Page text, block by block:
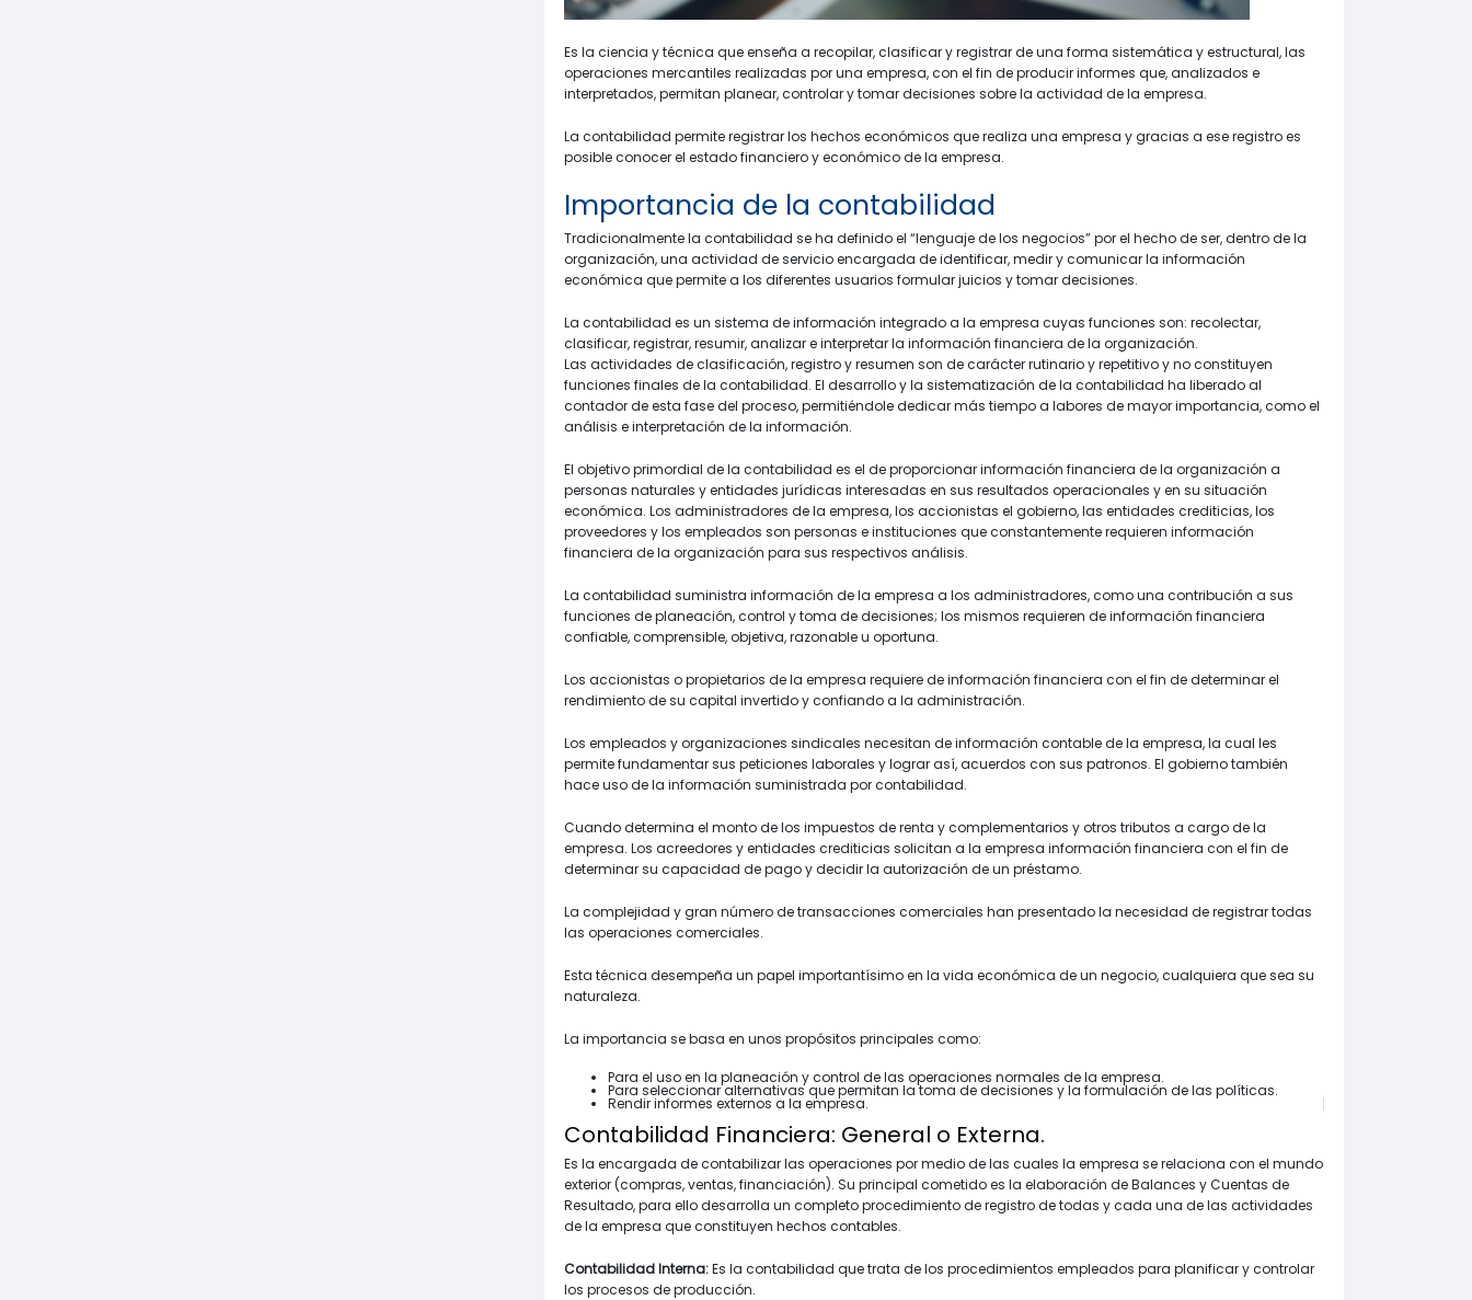
Es la ciencia y técnica que enseña a recopilar, clasificar y registrar de una forma sistemática y estructural, las
operaciones mercantiles realizadas por una empresa, con el fin de producir informes que, analizados e
interpretados, permitan planear, controlar y tomar decisiones sobre la actividad de la empresa.
La contabilidad permite registrar los hechos económicos que realiza una empresa y gracias a ese registro es
posible conocer el estado financiero y económico de la empresa.
Importancia de la contabilidad
Tradicionalmente la contabilidad se ha definido el “lenguaje de los negocios” por el hecho de ser, dentro de la
organización, una actividad de servicio encargada de identificar, medir y comunicar la información
económica que permite a los diferentes usuarios formular juicios y tomar decisiones.
La contabilidad es un sistema de información integrado a la empresa cuyas funciones son: recolectar,
clasificar, registrar, resumir, analizar e interpretar la información financiera de la organización.
Las actividades de clasificación, registro y resumen son de carácter rutinario y repetitivo y no constituyen
funciones finales de la contabilidad. El desarrollo y la sistematización de la contabilidad ha liberado al
contador de esta fase del proceso, permitiéndole dedicar más tiempo a labores de mayor importancia, como el
análisis e interpretación de la información.
El objetivo primordial de la contabilidad es el de proporcionar información financiera de la organización a
personas naturales y entidades jurídicas interesadas en sus resultados operacionales y en su situación
económica. Los administradores de la empresa, los accionistas el gobierno, las entidades crediticias, los
proveedores y los empleados son personas e instituciones que constantemente requieren información
financiera de la organización para sus respectivos análisis.
La contabilidad suministra información de la empresa a los administradores, como una contribución a sus
funciones de planeación, control y toma de decisiones; los mismos requieren de información financiera
confiable, comprensible, objetiva, razonable u oportuna.
Los accionistas o propietarios de la empresa requiere de información financiera con el fin de determinar el
rendimiento de su capital invertido y confiando a la administración.
Los empleados y organizaciones sindicales necesitan de información contable de la empresa, la cual les
permite fundamentar sus peticiones laborales y lograr así, acuerdos con sus patronos. El gobierno también
hace uso de la información suministrada por contabilidad.
Cuando determina el monto de los impuestos de renta y complementarios y otros tributos a cargo de la
empresa. Los acreedores y entidades crediticias solicitan a la empresa información financiera con el fin de
determinar su capacidad de pago y decidir la autorización de un préstamo.
La complejidad y gran número de transacciones comerciales han presentado la necesidad de registrar todas
las operaciones comerciales.
Esta técnica desempeña un papel importantísimo en la vida económica de un negocio, cualquiera que sea su
naturaleza.
La importancia se basa en unos propósitos principales como:
Para el uso en la planeación y control de las operaciones normales de la empresa.
Para seleccionar alternativas que permitan la toma de decisiones y la formulación de las políticas.
Rendir informes externos a la empresa.
Contabilidad Financiera: General o Externa.
Es la encargada de contabilizar las operaciones por medio de las cuales la empresa se relaciona con el mundo
exterior (compras, ventas, financiación). Su principal cometido es la elaboración de Balances y Cuentas de
Resultado, para ello desarrolla un completo procedimiento de registro de todas y cada una de las actividades
de la empresa que constituyen hechos contables.
Contabilidad Interna:Es la contabilidad que trata de los procedimientos empleados para planificar y controlar
los procesos de producción.